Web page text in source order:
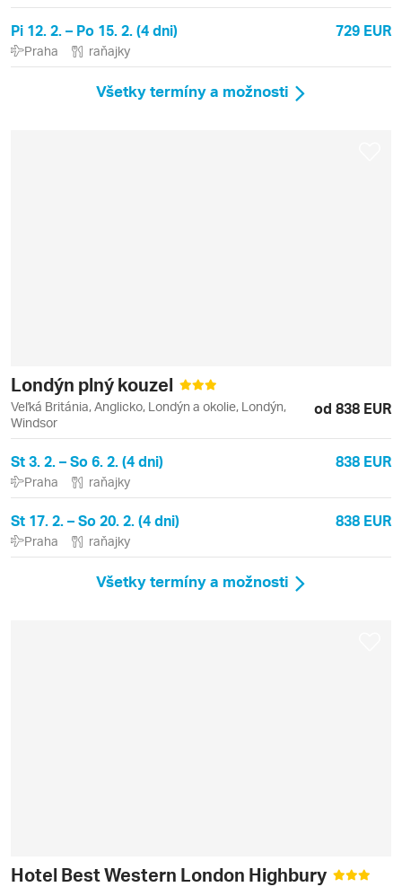
Pi 12. 2. – Po 15. 2. (4 dni) 729 EUR
Praha raňajky
Všetky termíny a možnosti
Londýn plný kouzel
Veľká Británia, Anglicko, Londýn a okolie, Londýn,
Windsor
od 838 EUR
St 3. 2. – So 6. 2. (4 dni) 838 EUR
Praha raňajky
St 17. 2. – So 20. 2. (4 dni) 838 EUR
Praha raňajky
Všetky termíny a možnosti
Hotel Best Western London Highbury